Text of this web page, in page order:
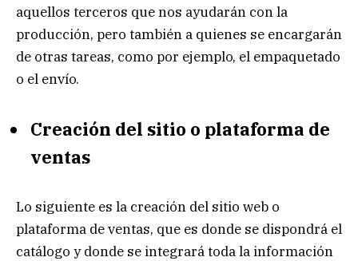
aquellos terceros que nos ayudarán con la
producción, pero también a quienes se encargarán
de otras tareas, como por ejemplo, el empaquetado
o el envío.
Creación del sitio o plataforma de
ventas
Lo siguiente es la creación del sitio web o
plataforma de ventas, que es donde se dispondrá el
catálogo y donde se integrará toda la información